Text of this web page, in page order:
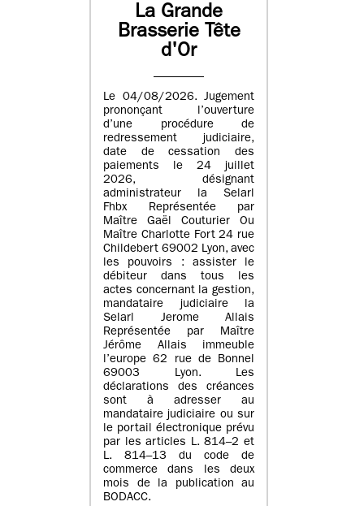
La Grande
Brasserie Tête
d'Or
Le 04/08/2026. Jugement
prononçant l’ouverture
d’une procédure de
redressement judiciaire,
date de cessation des
paiements le 24 juillet
2026, désignant
administrateur la Selarl
Fhbx Représentée par
Maître Gaël Couturier Ou
Maître Charlotte Fort 24 rue
Childebert 69002 Lyon, avec
les pouvoirs : assister le
débiteur dans tous les
actes concernant la gestion,
mandataire judiciaire la
Selarl Jerome Allais
Représentée par Maître
Jérôme Allais immeuble
l’europe 62 rue de Bonnel
69003 Lyon. Les
déclarations des créances
sont à adresser au
mandataire judiciaire ou sur
le portail électronique prévu
par les articles L. 814–2 et
L. 814–13 du code de
commerce dans les deux
mois de la publication au
BODACC.